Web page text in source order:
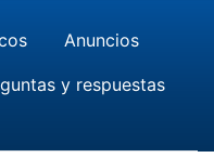
Anuncios
y respuestas